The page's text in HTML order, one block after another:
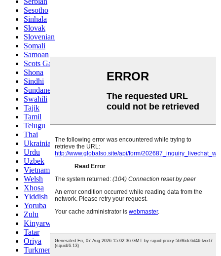
Sesotho
Sinhala
Slovak
Slovenian
Somali
Samoan
Scots Gaelic
Shona
Sindhi
Sundanese
Swahili
Tajik
Tamil
Telugu
Thai
Ukrainian
Urdu
Uzbek
Vietnamese
Welsh
Xhosa
Yiddish
Yoruba
Zulu
Kinyarwanda
Tatar
Oriya
Turkmen